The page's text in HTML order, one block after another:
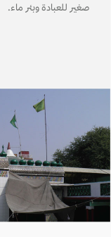
صغير للعبادة وبئر ماء.